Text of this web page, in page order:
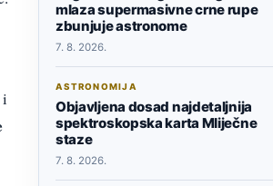
i
mlaza supermasivne crne rupe
zbunjuje astronome
7. 8. 2026.
ASTRONOMIJA
Objavljena dosad najdetaljnija
spektroskopska karta Mliječne
staze
7. 8. 2026.